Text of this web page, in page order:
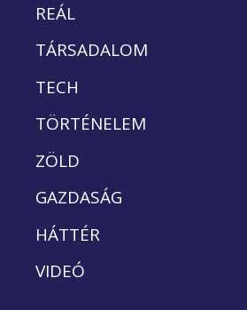
REÁL
TÁRSADALOM
TECH
TÖRTÉNELEM
ZÖLD
GAZDASÁG
HÁTTÉR
VIDEÓ